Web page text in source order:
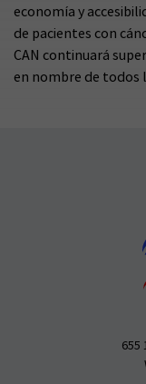
economía y
de pacientes con
CAN continuará
en nombre de todos
655